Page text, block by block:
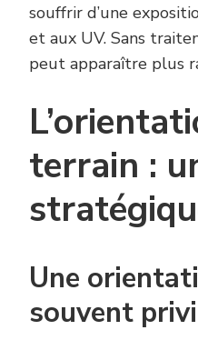
souffrir d’une
et aux UV. Sans
peut apparaître plus
terrain :
Une
souvent